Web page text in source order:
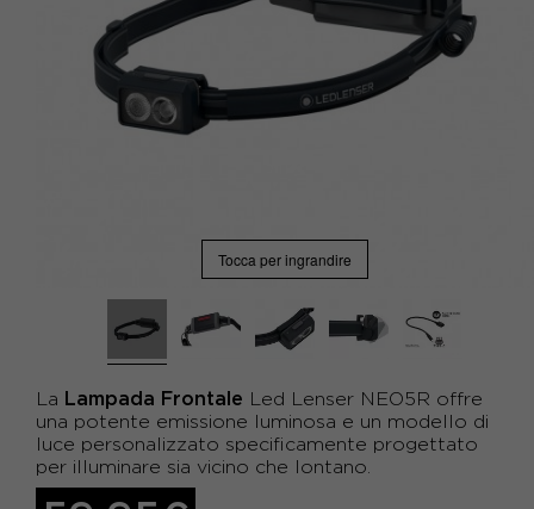
Tocca per ingrandire
La Lampada Frontale Led Lenser NEO5R offre
una potente emissione luminosa e un modello di
luce personalizzato specificamente progettato
per illuminare sia vicino che lontano.